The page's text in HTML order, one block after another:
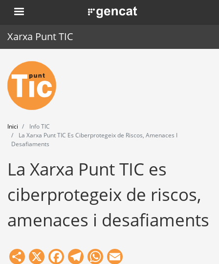
Vés
al
. Obre en una nova finestra.
Xarxa Punt TIC
Inici
Punt TIC
Actualitat
Agenda
Eines
Inici
Info TIC
La Xarxa Punt TIC Es Ciberprotegeix de Riscos, Amenaces I
Desafiaments
La Xarxa Punt TIC es
ciberprotegeix de riscos,
amenaces i desafiaments
Share
X Facebook
Telegram
WhatsApp